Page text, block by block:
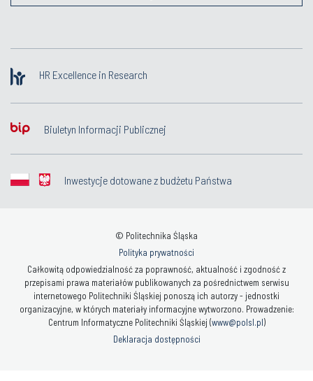
HR Excellence in Research
Biuletyn Informacji Publicznej
Inwestycje dotowane z budżetu Państwa
© Politechnika Śląska
Polityka prywatności
Całkowitą odpowiedzialność za poprawność, aktualność i zgodność z
przepisami prawa materiałów publikowanych za pośrednictwem serwisu
internetowego Politechniki Śląskiej ponoszą ich autorzy - jednostki
organizacyjne, w których materiały informacyjne wytworzono. Prowadzenie:
Centrum Informatyczne Politechniki Śląskiej (www@polsl.pl)
Deklaracja dostępności